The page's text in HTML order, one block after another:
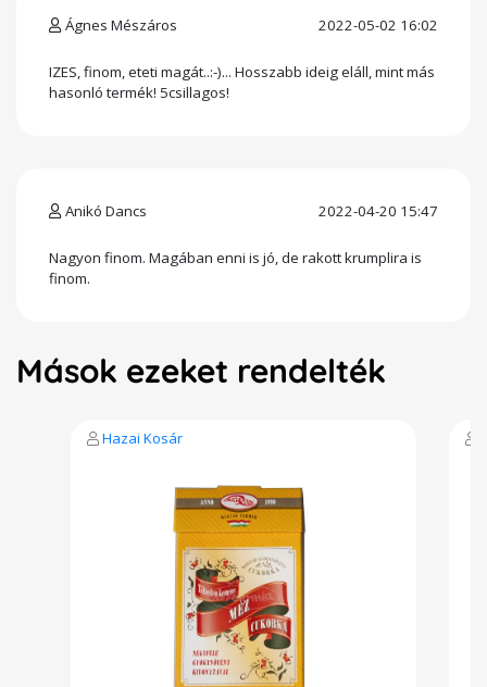
Ágnes Mészáros 2022-05-02 16:02
IZES, finom, eteti magát..:-)... Hosszabb ideig eláll, mint más
hasonló termék! 5csillagos!
Anikó Dancs 2022-04-20 15:47
Nagyon finom. Magában enni is jó, de rakott krumplira is
finom.
Mások ezeket rendelték
Hazai Kosár